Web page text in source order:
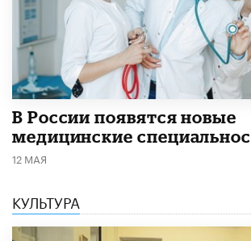
В России появятся новые
медицинские
12 МАЯ
КУЛЬТУРА